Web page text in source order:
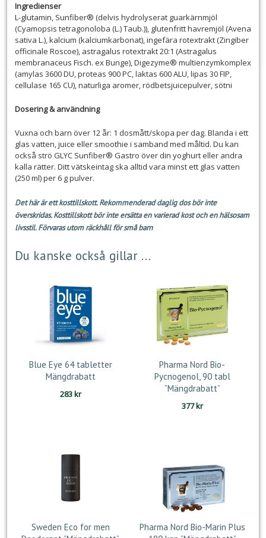
Ingredienser
L-glutamin, Sunfiber® (delvis hydrolyserat guarkärnmjöl
(Cyamopsis tetragonoloba (L.) Taub.)), glutenfritt havremjöl (Avena
sativa L.), kalcium (kalciumkarbonat), ingefära rotextrakt (Zingiber
officinale Roscoe), astragalus rotextrakt 20:1 (Astragalus
membranaceus Fisch. ex Bunge), Digezyme® multienzymkomplex
(amylas 3600 DU, proteas 900 PC, laktas 600 ALU, lipas 30 FIP,
cellulase 165 CU), naturliga aromer, rödbetsjuicepulver, sötni
Dosering & användning
Vuxna och barn över 12 år: 1 dosmått/skopa per dag. Blanda i ett
glas vatten, juice eller smoothie i samband med måltid. Du kan
också strö GLYC Sunfiber® Gastro över din yoghurt eller andra
kalla rätter. Ditt vätskeintag ska alltid vara minst ett glas vatten
(250 ml) per 6 g pulver.
Det här är ett kosttillskott. Rekommenderad daglig dos bör inte
överskridas. Kosttillskott bör inte ersätta en varierad kost och en hälsosam
livsstil. Förvaras utom räckhåll för små barn
Du kanske också gillar …
Blue Eye 64 tabletter
Mängdrabatt
283kr
Pharma Nord Bio-
Pycnogenol, 90 tabl
”Mängdrabatt”
377kr
Sweden Eco for men
Pharma Nord Bio-Marin Plus